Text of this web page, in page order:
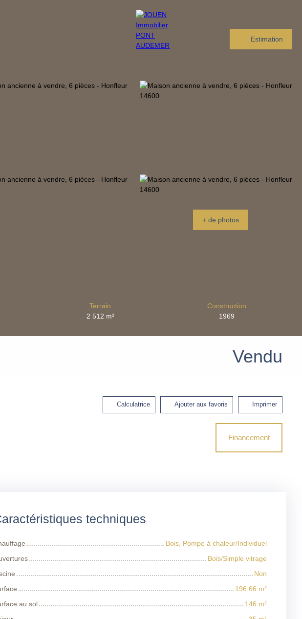
Estimation
+ de photos
Terrain
2 512 m²
Construction
1969
Vendu
Calculatrice Ajouter aux favoris Imprimer
Financement
techniques
Bois, Pompe à chaleur/Individuel
Bois/Simple vitrage
Non
196.66 m²
au sol
146 m²